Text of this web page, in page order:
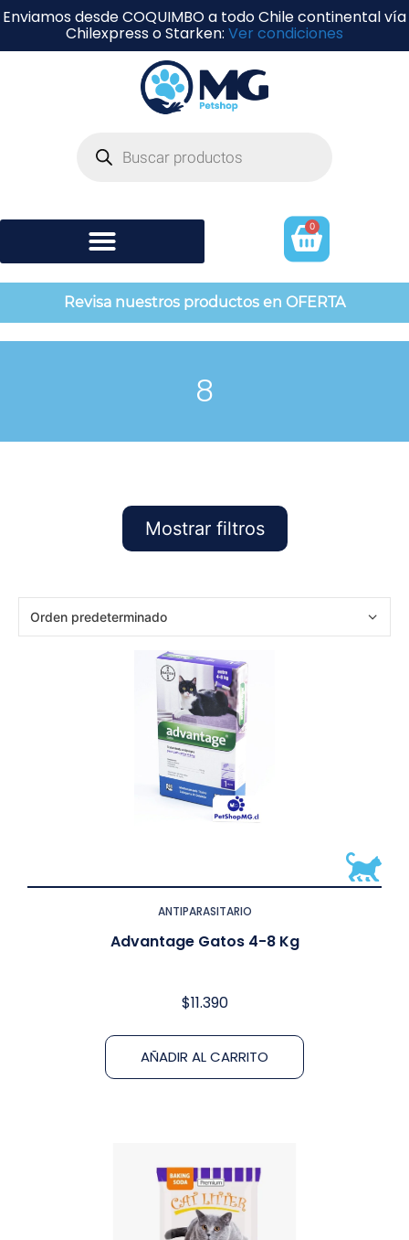
Enviamos desde COQUIMBO a todo Chile continental vía
Chilexpress o Starken: Ver condiciones
0
Revisa nuestros productos en OFERTA
8
Mostrar filtros
ANTIPARASITARIO
Advantage Gatos 4-8 Kg
$11.390
AÑADIR AL CARRITO